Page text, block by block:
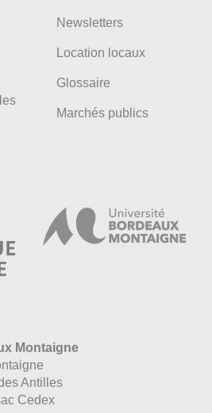
Newsletters
Location locaux
Glossaire
Marchés publics
Montaigne
Antilles
Cedex